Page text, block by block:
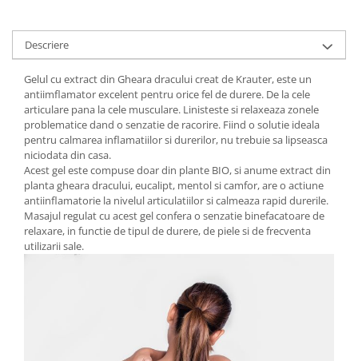
Imunitate
Memorie
Somn usor
Produse sanatate sexuala
Produse pentru Ea
Potenta barbati
Produse pentru sportivi
Proteine
Suplimente fitness
Batoane proteice
Pentru antrenament
Sucuri
Produse instant
Lapte
Paste
Snacksuri
Superalimente
Atelierul de cafea si ceaiuri
Cafea
Ceaiuri simple
Ceaiuri medicinale compuse
Ceaiuri Maté
Ulei de cocos de uz alimentar
Alte produse din Cocos
Descriere
Gelul cu extract din Gheara dracului creat de Krauter, este un
antiimflamator excelent pentru orice fel de durere. De la cele
articulare pana la cele musculare. Linisteste si relaxeaza zonele
problematice dand o senzatie de racorire. Fiind o solutie ideala
pentru calmarea inflamatiilor si durerilor, nu trebuie sa lipseasca
niciodata din casa.
Acest gel este compuse doar din plante BIO, si anume extract din
planta gheara dracului, eucalipt, mentol si camfor, are o actiune
antiinflamatorie la nivelul articulatiilor si calmeaza rapid durerile.
Masajul regulat cu acest gel confera o senzatie binefacatoare de
relaxare, in functie de tipul de durere, de piele si de frecventa
utilizarii sale.